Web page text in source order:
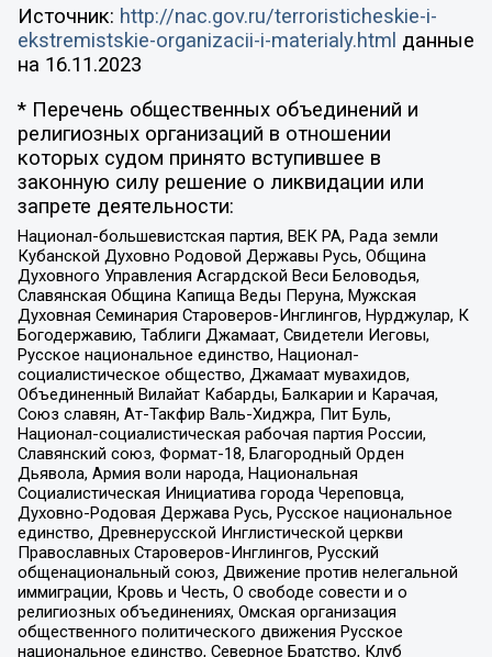
Источник: http://nac.gov.ru/terroristicheskie-i-
ekstremistskie-organizacii-i-materialy.html данные
на 16.11.2023
* Перечень общественных объединений и
религиозных организаций в отношении
которых судом принято вступившее в
законную силу решение о ликвидации или
запрете деятельности:
Национал-большевистская партия, ВЕК РА, Рада земли
Кубанской Духовно Родовой Державы Русь, Община
Духовного Управления Асгардской Веси Беловодья,
Славянская Община Капища Веды Перуна, Мужская
Духовная Семинария Староверов-Инглингов, Нурджулар, К
Богодержавию, Таблиги Джамаат, Свидетели Иеговы,
Русское национальное единство, Национал-
социалистическое общество, Джамаат мувахидов,
Объединенный Вилайат Кабарды, Балкарии и Карачая,
Союз славян, Ат-Такфир Валь-Хиджра, Пит Буль,
Национал-социалистическая рабочая партия России,
Славянский союз, Формат-18, Благородный Орден
Дьявола, Армия воли народа, Национальная
Социалистическая Инициатива города Череповца,
Духовно-Родовая Держава Русь, Русское национальное
единство, Древнерусской Инглистической церкви
Православных Староверов-Инглингов, Русский
общенациональный союз, Движение против нелегальной
иммиграции, Кровь и Честь, О свободе совести и о
религиозных объединениях, Омская организация
общественного политического движения Русское
национальное единство, Северное Братство, Клуб